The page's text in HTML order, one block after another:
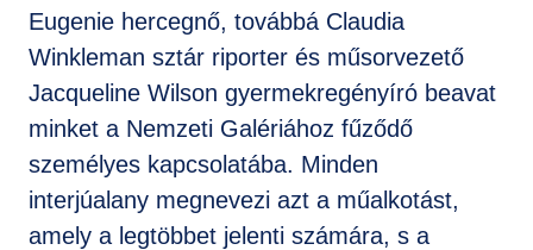
Eugenie hercegnő, továbbá Claudia
Winkleman sztár riporter és műsorvezető
Jacqueline Wilson gyermekregényíró beavat
minket a Nemzeti Galériához fűződő
személyes kapcsolatába. Minden
interjúalany megnevezi azt a műalkotást,
amely a legtöbbet jelenti számára, s a